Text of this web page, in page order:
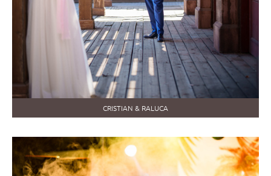
CRISTIAN & RALUCA